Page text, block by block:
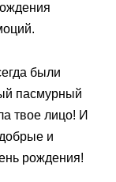
были
пасмурный
твое лицо! И
добрые и
рождения!